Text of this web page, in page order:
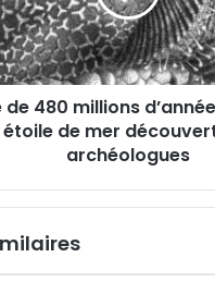
de 480 millions
étoile de mer
archéologues